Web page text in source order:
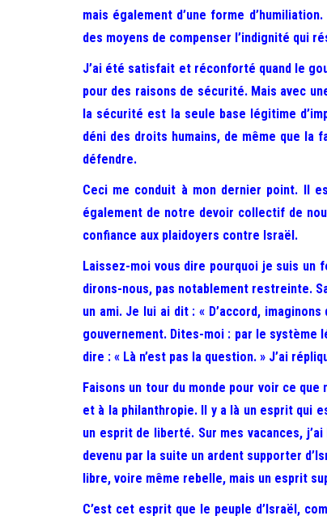
mais également d’une forme
des moyens de compenser l’indignité qui
J’ai été satisfait et réconforté quand le
pour des raisons de sécurité. Mais avec
la sécurité est la seule base légitime
déni des droits humains, de même que
défendre.
Ceci me conduit à mon dernier point. Il
également de notre devoir collectif de
confiance aux plaidoyers contre Israël.
Laissez-moi vous dire pourquoi je suis un
dirons-nous, pas notablement restreinte.
un ami. Je lui ai dit : « D’accord,
gouvernement. Dites-moi : par le système
dire : « Là n’est pas la question. » J’ai
Faisons un tour du monde pour voir ce
et à la philanthropie. Il y a là un esprit qui
un esprit de liberté. Sur mes vacances,
devenu par la suite un ardent supporter
libre, voire même rebelle, mais un esprit
C’est cet esprit que le peuple d’Israël,